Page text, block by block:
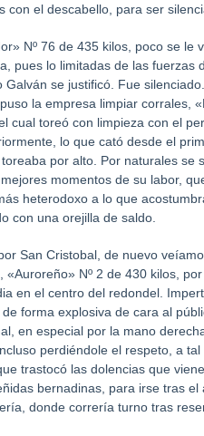
con el descabello, para ser
Nº 76 de 435 kilos, poco se
pues lo limitadas de las fuerzas
se justificó. Fue
la empresa limpiar corrales,
cual toreó con limpieza con el
lo que cató desde el
por alto. Por naturales
momentos de su labor,
heterodoxo a lo que
con una orejilla de saldo.
San Cristobal, de nuevo
«Auroreño» Nº 2 de 430 kilos,
en el centro del redondel.
forma explosiva de cara al
en especial por la mano
perdiéndole el respeto, a
trastocó las dolencias que
bernadinas, para irse tras
donde correría turno tras